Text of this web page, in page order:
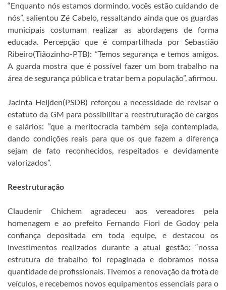
“Enquanto nós estamos dormindo, vocês estão cuidando de
nós”, salientou Zé Cabelo, ressaltando ainda que os guardas
municipais costumam realizar as abordagens de forma
educada. Percepção que é compartilhada por Sebastião
Ribeiro(Tiãozinho-PTB): ”Temos segurança e temos amigos.
A guarda mostra que é possível fazer um bom trabalho na
área de segurança pública e tratar bem a população”, afirmou.
Jacinta Heijden(PSDB) reforçou a necessidade de revisar o
estatuto da GM para possibilitar a reestruturação de cargos
e salários: ”que a meritocracia também seja contemplada,
dando condições reais para que os que fazem a diferença
sejam de fato reconhecidos, respeitados e devidamente
valorizados”.
Reestruturação
Claudenir Chichem agradeceu aos vereadores pela
homenagem e ao prefeito Fernando Fiori de Godoy pela
confiança depositada em toda equipe, e destacou os
investimentos realizados durante a atual gestão: “nossa
estrutura de trabalho foi repaginada e dobramos nossa
quantidade de profissionais. Tivemos a renovação da frota de
veículos, e recebemos novos equipamentos essenciais para o